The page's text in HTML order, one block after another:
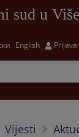
sud u
English Prijava
Vijesti